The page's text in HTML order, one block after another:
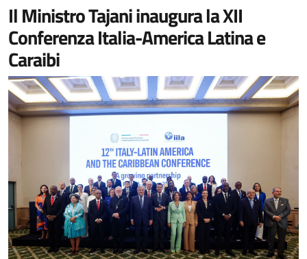
Il Ministro Tajani inaugura la XII
Conferenza Italia-America Latina e
Caraibi